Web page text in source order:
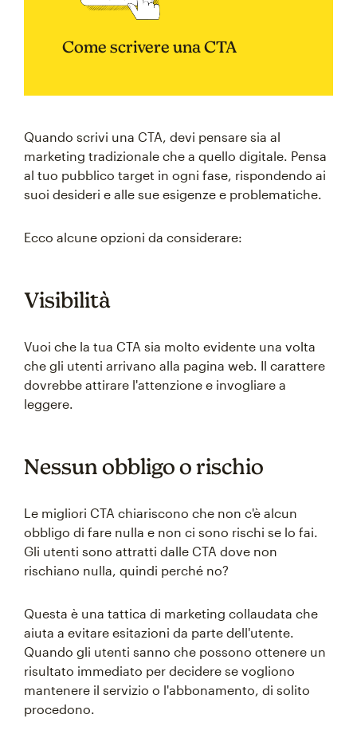
Come scrivere una CTA
Quando scrivi una CTA, devi pensare sia al
marketing tradizionale che a quello digitale. Pensa
al tuo pubblico target in ogni fase, rispondendo ai
suoi desideri e alle sue esigenze e problematiche.
Ecco alcune opzioni da considerare:
Visibilità
Vuoi che la tua CTA sia molto evidente una volta
che gli utenti arrivano alla pagina web. Il carattere
dovrebbe attirare l'attenzione e invogliare a
leggere.
Nessun obbligo o rischio
Le migliori CTA chiariscono che non c'è alcun
obbligo di fare nulla e non ci sono rischi se lo fai.
Gli utenti sono attratti dalle CTA dove non
rischiano nulla, quindi perché no?
Questa è una tattica di marketing collaudata che
aiuta a evitare esitazioni da parte dell'utente.
Quando gli utenti sanno che possono ottenere un
risultato immediato per decidere se vogliono
mantenere il servizio o l'abbonamento, di solito
procedono.